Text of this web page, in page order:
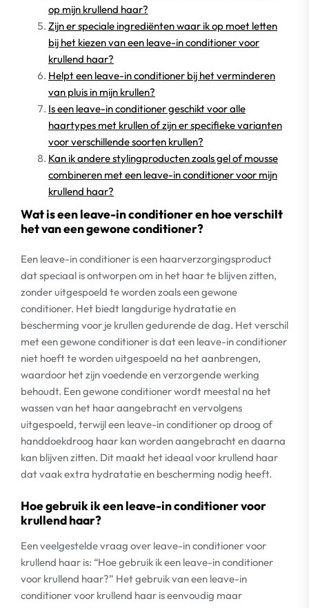
op mijn krullend haar?
Zijn er speciale ingrediënten waar ik op moet letten
bij het kiezen van een leave-in conditioner voor
krullend haar?
Helpt een leave-in conditioner bij het verminderen
van pluis in mijn krullen?
Is een leave-in conditioner geschikt voor alle
haartypes met krullen of zijn er specifieke varianten
voor verschillende soorten krullen?
Kan ik andere stylingproducten zoals gel of mousse
combineren met een leave-in conditioner voor mijn
krullend haar?
Wat is een leave-in conditioner en hoe verschilt
het van een gewone conditioner?
Een leave-in conditioner is een haarverzorgingsproduct
dat speciaal is ontworpen om in het haar te blijven zitten,
zonder uitgespoeld te worden zoals een gewone
conditioner. Het biedt langdurige hydratatie en
bescherming voor je krullen gedurende de dag. Het verschil
met een gewone conditioner is dat een leave-in conditioner
niet hoeft te worden uitgespoeld na het aanbrengen,
waardoor het zijn voedende en verzorgende werking
behoudt. Een gewone conditioner wordt meestal na het
wassen van het haar aangebracht en vervolgens
uitgespoeld, terwijl een leave-in conditioner op droog of
handdoekdroog haar kan worden aangebracht en daarna
kan blijven zitten. Dit maakt het ideaal voor krullend haar
dat vaak extra hydratatie en bescherming nodig heeft.
Hoe gebruik ik een leave-in conditioner voor
krullend haar?
Een veelgestelde vraag over leave-in conditioner voor
krullend haar is: “Hoe gebruik ik een leave-in conditioner
voor krullend haar?” Het gebruik van een leave-in
conditioner voor krullend haar is eenvoudig maar